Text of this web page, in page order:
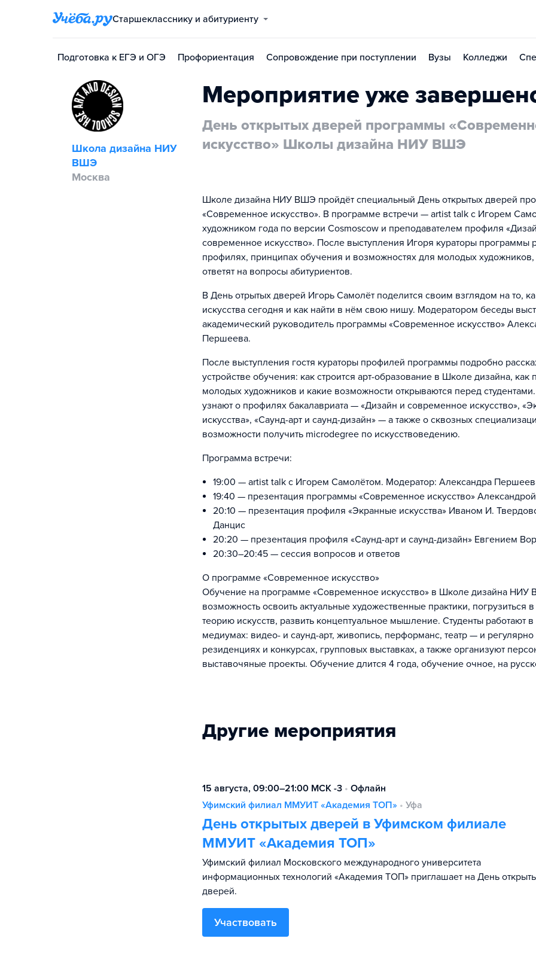
Старшекласснику и абитуриенту
Подготовка к ЕГЭ и ОГЭ Профориентация Сопровождение при поступлении Вузы Колледжи
Школа дизайна НИУ
ВШЭ
Москва
Мероприятие уже
День открытых дверей программы
искусство» Школы дизайна НИУ ВШЭ
Школе дизайна НИУ ВШЭ пройдёт специальный День открытых дверей
«Современное искусство». В программе встречи — artist talk с Игорем
художником года по версии Cosmoscow и преподавателем профиля
современное искусство». После выступления Игоря кураторы программы
профилях, принципах обучения и возможностях для молодых художников,
ответят на вопросы абитуриентов.
В День отрытых дверей Игорь Самолёт поделится своим взглядом на то,
искусства сегодня и как найти в нём свою нишу. Модератором беседы
академический руководитель программы «Современное искусство»
Першеева.
После выступления гостя кураторы профилей программы подробно
устройстве обучения: как строится арт-образование в Школе дизайна,
молодых художников и какие возможности открываются перед
узнают о профилях бакалавриата — «Дизайн и современное искусство»,
искусства», «Саунд-арт и саунд-дизайн» — а также о сквозных
возможности получить microdegree по искусствоведению.
Программа встречи:
19:00 — artist talk с Игорем Самолётом. Модератор: Александра
19:40 — презентация программы «Современное искусство»
20:10 — презентация профиля «Экранные искусства» Иваном И.
Данцис
20:20 — презентация профиля «Саунд-арт и саунд-дизайн» Евгением
20:30–20:45 — сессия вопросов и ответов
О программе «Современное искусство»
Обучение на программе «Современное искусство» в Школе дизайна НИУ
возможность освоить актуальные художественные практики, погрузиться
теорию искусств, развить концептуальное мышление. Студенты работают
медиумах: видео- и саунд-арт, живопись, перформанс, театр — и регулярно
резиденциях и конкурсах, групповых выставках, а также организуют
выставочяные проекты. Обучение длится 4 года, обучение очное, на
Другие мероприятия
15 августа, 09:00–21:00 МСК -3 • Офлайн
Уфимский филиал ММУИТ «Академия ТОП» • Уфа
День открытых дверей в Уфимском филиале
ММУИТ «Академия ТОП»
Уфимский филиал Московского международного университета
информационных технологий «Академия TOП» приглашает на День
дверей.
Участвовать